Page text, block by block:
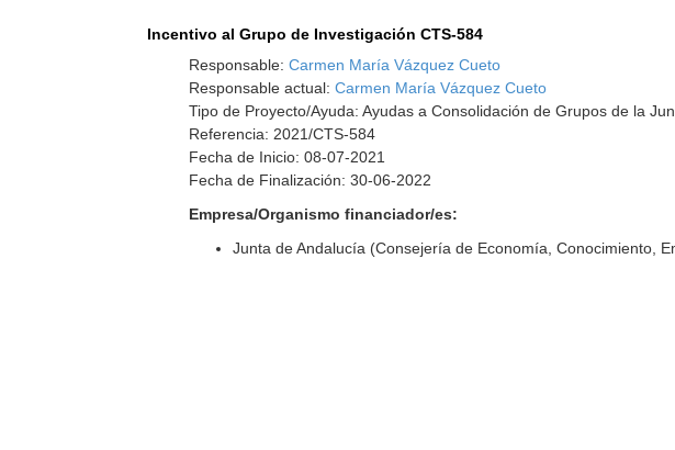
Incentivo al Grupo de Investigación CTS-584
Responsable:Carmen María Vázquez Cueto
Responsable actual:Carmen María Vázquez Cueto
Tipo de Proyecto/Ayuda: Ayudas a Consolidación de Grupos de la
Referencia: 2021/CTS-584
Fecha de Inicio: 08-07-2021
Fecha de Finalización: 30-06-2022
Empresa/Organismo financiador/es:
Junta de Andalucía (Consejería de Economía, Conocimiento,